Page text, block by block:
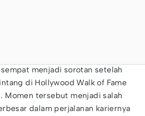
sempat menjadi sorotan setelah
di Hollywood Walk of Fame
Momen tersebut menjadi salah
dalam perjalanan kariernya